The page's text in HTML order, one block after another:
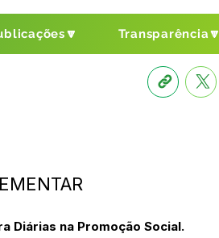
Transparência🔽
Diárias na Promoção Social.